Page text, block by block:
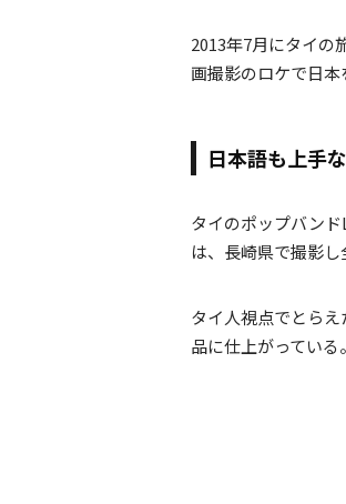
2013年7月にタイの
画撮影のロケで日本
日本語も上手
タイのポップバン
は、長崎県で撮影し
タイ人視点でとら
品に仕上がっている。